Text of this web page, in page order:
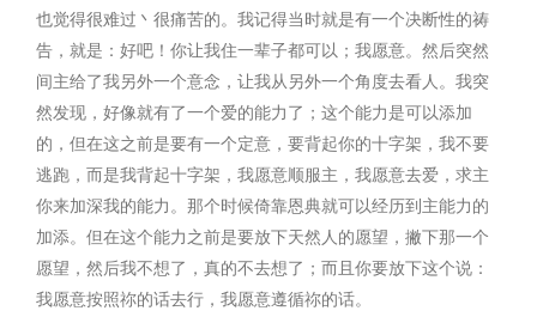
也觉得很难过丶很痛苦的。我记得当时就是有一个决断性的祷
告，就是：好吧！你让我住一辈子都可以；我愿意。然后突然
间主给了我另外一个意念，让我从另外一个角度去看人。我突
然发现，好像就有了一个爱的能力了；这个能力是可以添加
的，但在这之前是要有一个定意，要背起你的十字架，我不要
逃跑，而是我背起十字架，我愿意顺服主，我愿意去爱，求主
你来加深我的能力。那个时候倚靠恩典就可以经历到主能力的
加添。但在这个能力之前是要放下天然人的愿望，撇下那一个
愿望，然后我不想了，真的不去想了；而且你要放下这个说：
我愿意按照祢的话去行，我愿意遵循祢的话。